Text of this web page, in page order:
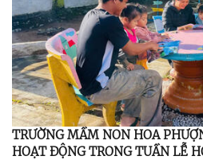
TRƯỜNG MẦM NON HOA
HOẠT ĐỘNG TRONG TUẦN LỄ